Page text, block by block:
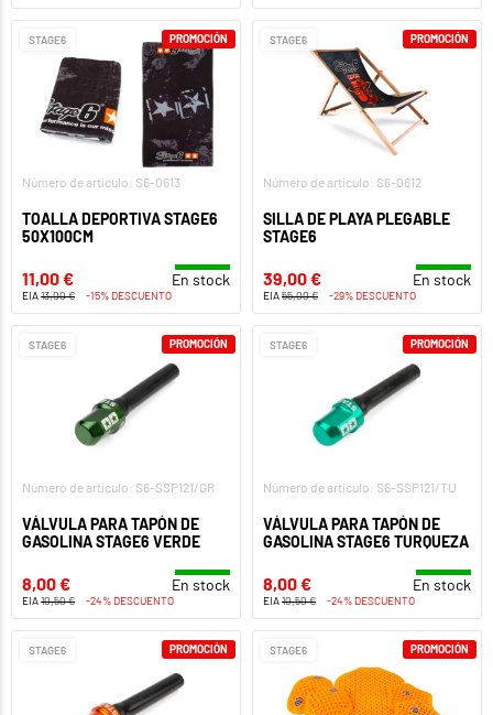
STAGE6
Número de artículo: S6-0613
TOALLA DEPORTIVA STAGE6
50X100CM
11,00 € En stock
EIA13,00 € -15% DESCUENTO
PROMOCIÓN STAGE6
Número de artículo: S6-0612
SILLA DE PLAYA PLEGABLE
STAGE6
39,00 € En stock
EIA55,00 € -29% DESCUENTO
PROMOCIÓN
STAGE6
Número de artículo: S6-SSP121/GR
VÁLVULA PARA TAPÓN DE
GASOLINA STAGE6 VERDE
8,00 € En stock
EIA10,50 € -24% DESCUENTO
PROMOCIÓN STAGE6
Número de artículo: S6-SSP121/TU
VÁLVULA PARA TAPÓN DE
GASOLINA STAGE6 TURQUEZA
8,00 € En stock
EIA10,50 € -24% DESCUENTO
PROMOCIÓN
STAGE6 PROMOCIÓN STAGE6 PROMOCIÓN